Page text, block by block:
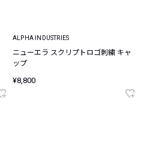
ALPHA INDUSTRIES
ニューエラ スクリプトロゴ刺繍 キャ
ップ
¥8,800